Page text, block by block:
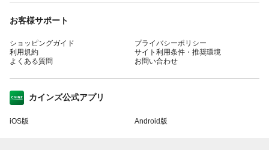
お客様サポート
ショッピングガイド
利用規約
よくある質問
プライバシーポリシー
サイト利用条件・推奨環境
お問い合わせ
カインズ公式アプリ
iOS版 Android版